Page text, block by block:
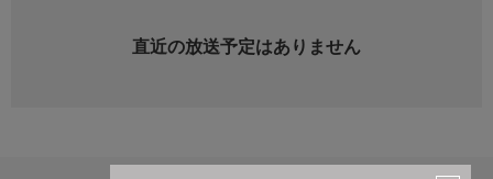
直近の放送予定はありません